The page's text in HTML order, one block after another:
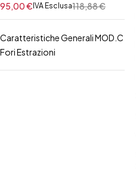
118,88€
95,00€ IVA Esclusa
Caratteristiche Generali MOD.C
Fori Estrazioni